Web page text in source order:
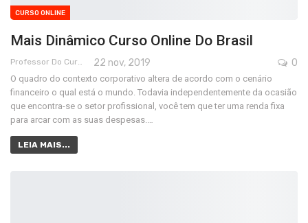
CURSO ONLINE
Mais Dinâmico Curso Online Do Brasil
22 nov, 2019 0
O quadro do contexto corporativo altera de acordo com o cenário
financeiro o qual está o mundo. Todavia independentemente da ocasião
que encontra-se o setor profissional, você tem que ter uma renda fixa
para arcar com as suas despesas.…
LEIA MAIS...